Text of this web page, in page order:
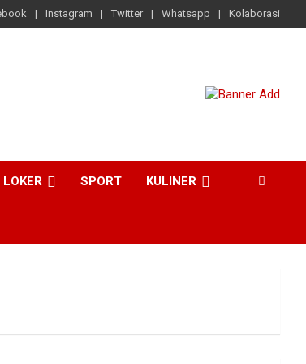
Instagram Twitter Whatsapp Kolaborasi
LOKER SPORT KULINER